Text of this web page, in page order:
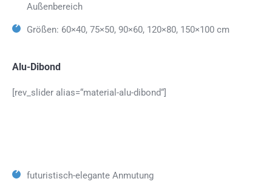
Außenbereich
Größen: 60×40, 75×50, 90×60, 120×80, 150×100 cm
Alu-Dibond
[rev_slider alias=“material-alu-dibond“]
futuristisch-elegante Anmutung